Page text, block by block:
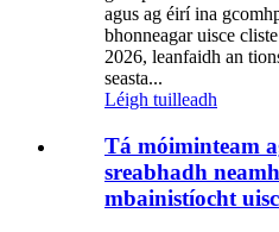
agus ag éirí ina
bhonneagar uisce
2026, leanfaidh an
seasta...
Léigh tuilleadh
Tá móiminteam
sreabhadh
mbainistíocht